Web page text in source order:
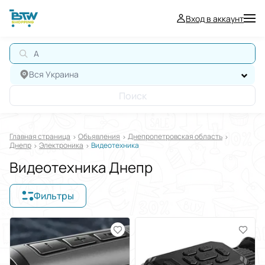
Вход в аккаунт
АВТ
Вся Украина
Поиск
Главная страница Oбъявления
Днепропетровская область
Днепр
Электроника Видеотехника
Видеотехника Днепр
Фильтры
Отображать в $€
Отсортировать по